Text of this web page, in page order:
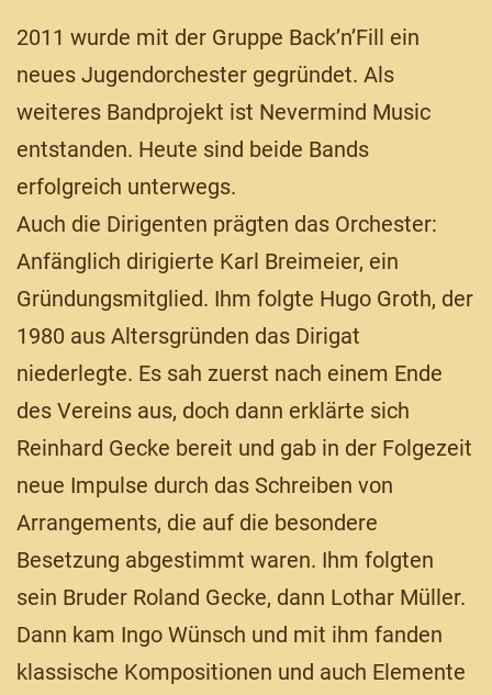
2011 wurde mit der Gruppe Back’n’Fill ein
neues Jugendorchester gegründet. Als
weiteres Bandprojekt ist Nevermind Music
entstanden. Heute sind beide Bands
erfolgreich unterwegs.
Auch die Dirigenten prägten das Orchester:
Anfänglich dirigierte Karl Breimeier, ein
Gründungsmitglied. Ihm folgte Hugo Groth, der
1980 aus Altersgründen das Dirigat
niederlegte. Es sah zuerst nach einem Ende
des Vereins aus, doch dann erklärte sich
Reinhard Gecke bereit und gab in der Folgezeit
neue Impulse durch das Schreiben von
Arrangements, die auf die besondere
Besetzung abgestimmt waren. Ihm folgten
sein Bruder Roland Gecke, dann Lothar Müller.
Dann kam Ingo Wünsch und mit ihm fanden
klassische Kompositionen und auch Elemente